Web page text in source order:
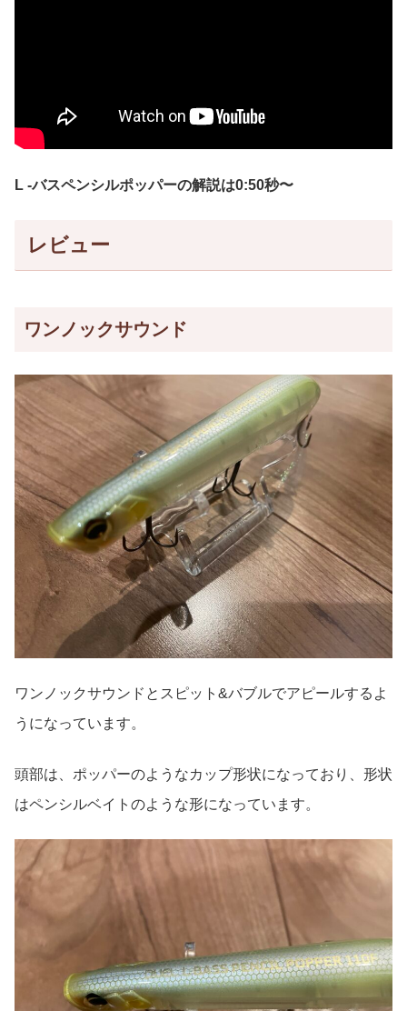
L -バスペンシルポッパーの解説は0:50秒〜
レビュー
ワンノックサウンド
ワンノックサウンドとスピット&バブルでアピールするよ
うになっています。
頭部は、ポッパーのようなカップ形状になっており、形状
はペンシルベイトのような形になっています。